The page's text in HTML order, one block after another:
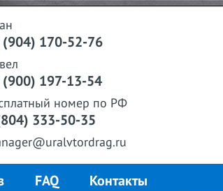
(904) 170-52-76
(900) 197-13-54
номер по РФ
333-50-35
FAQ Контакты